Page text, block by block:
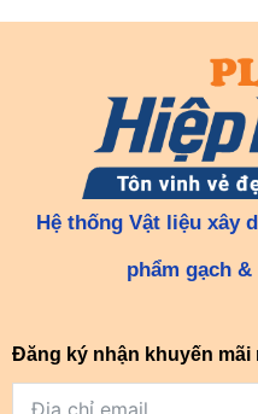
Hệ thống Vật liệu xây
phẩm gạch
Đăng ký nhận khuyến mãi